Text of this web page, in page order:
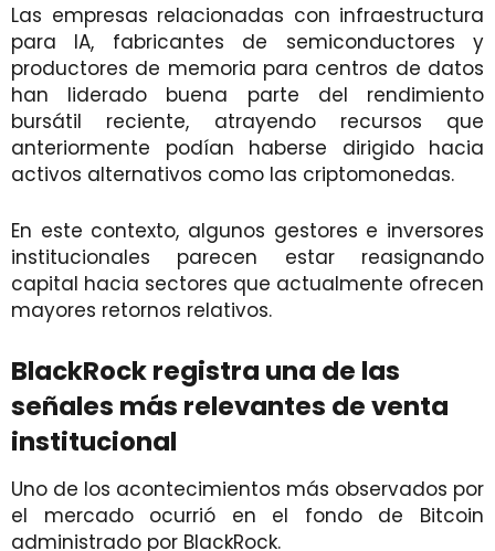
Las empresas relacionadas con infraestructura
para IA, fabricantes de semiconductores y
productores de memoria para centros de datos
han liderado buena parte del rendimiento
bursátil reciente, atrayendo recursos que
anteriormente podían haberse dirigido hacia
activos alternativos como las criptomonedas.
En este contexto, algunos gestores e inversores
institucionales parecen estar reasignando
capital hacia sectores que actualmente ofrecen
mayores retornos relativos.
BlackRock registra una de las
señales más relevantes de venta
institucional
Uno de los acontecimientos más observados por
el mercado ocurrió en el fondo de Bitcoin
administrado por BlackRock.